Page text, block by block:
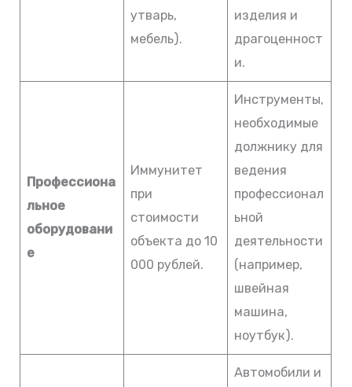
утварь,
мебель).
изделия и
драгоценност
и.
Профессиона
льное
оборудовани
е
Иммунитет
при
стоимости
объекта до 10
000 рублей.
Инструменты,
необходимые
должнику для
ведения
профессионал
ьной
деятельности
(например,
швейная
машина,
ноутбук).
Автомобили и